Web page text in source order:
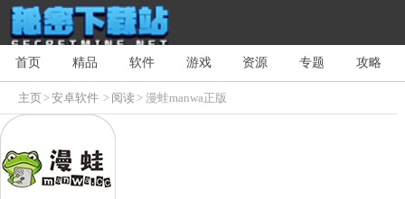
首页 精品 软件 游戏 资源 专题 攻略
主页>安卓软件 > 阅读> 漫蛙manwa正版